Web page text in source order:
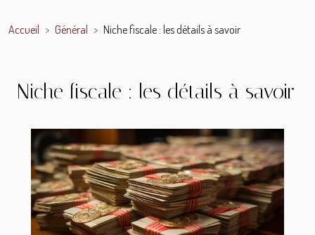
Accueil Général Niche fiscale : les détails à savoir
Niche fiscale : les détails à savoir